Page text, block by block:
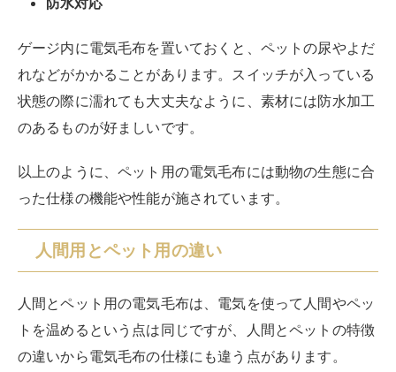
ゲージ内に電気毛布を置いておくと、ペットの尿やよだ
れなどがかかることがあります。スイッチが入っている
状態の際に濡れても大丈夫なように、素材には防水加工
のあるものが好ましいです。
以上のように、ペット用の電気毛布には動物の生態に合
った仕様の機能や性能が施されています。
人間用とペット用の違い
人間とペット用の電気毛布は、電気を使って人間やペッ
トを温めるという点は同じですが、人間とペットの特徴
の違いから電気毛布の仕様にも違う点があります。